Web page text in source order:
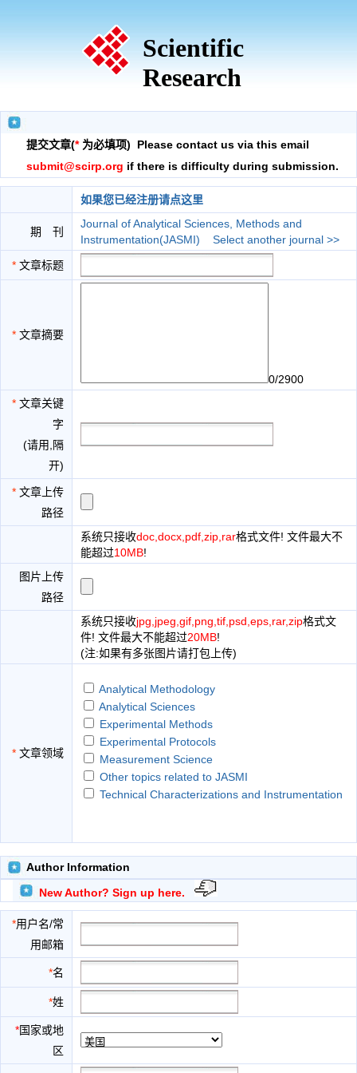
Scientific
Research
提交文章(*为必填项) Please contact us via this email
submit@scirp.org if there is difficulty during submission.
如果您已经注册请点这里
期 刊
Journal of Analytical Sciences, Methods and
Instrumentation(JASMI)
Select another journal >>
* 文章标题
* 文章摘要
0/2900
* 文章关键
字
(请用,隔
开)
* 文章上传
路径
系统只接收doc,docx,pdf,zip,rar格式文件! 文件最大不
能超过10MB!
图片上传
路径
系统只接收jpg,jpeg,gif,png,tif,psd,eps,rar,zip格式文
件! 文件最大不能超过20MB!
(注:如果有多张图片请打包上传)
* 文章领域
Analytical Methodology
Analytical Sciences
Experimental Methods
Experimental Protocols
Measurement Science
Other topics related to JASMI
Technical Characterizations and Instrumentation
Author Information
New Author? Sign up here.
*用户名/常
用邮箱
*名
*姓
*国家或地
区